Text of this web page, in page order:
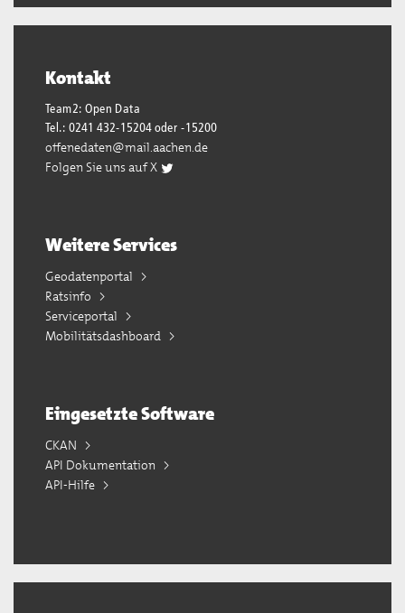
Kontakt
Team2: Open Data
Tel.: 0241 432-15204 oder -15200
offenedaten@mail.aachen.de
Folgen Sie uns auf X
Weitere Services
Geodatenportal
Ratsinfo
Serviceportal
Mobilitätsdashboard
Eingesetzte Software
CKAN
API Dokumentation
API-Hilfe